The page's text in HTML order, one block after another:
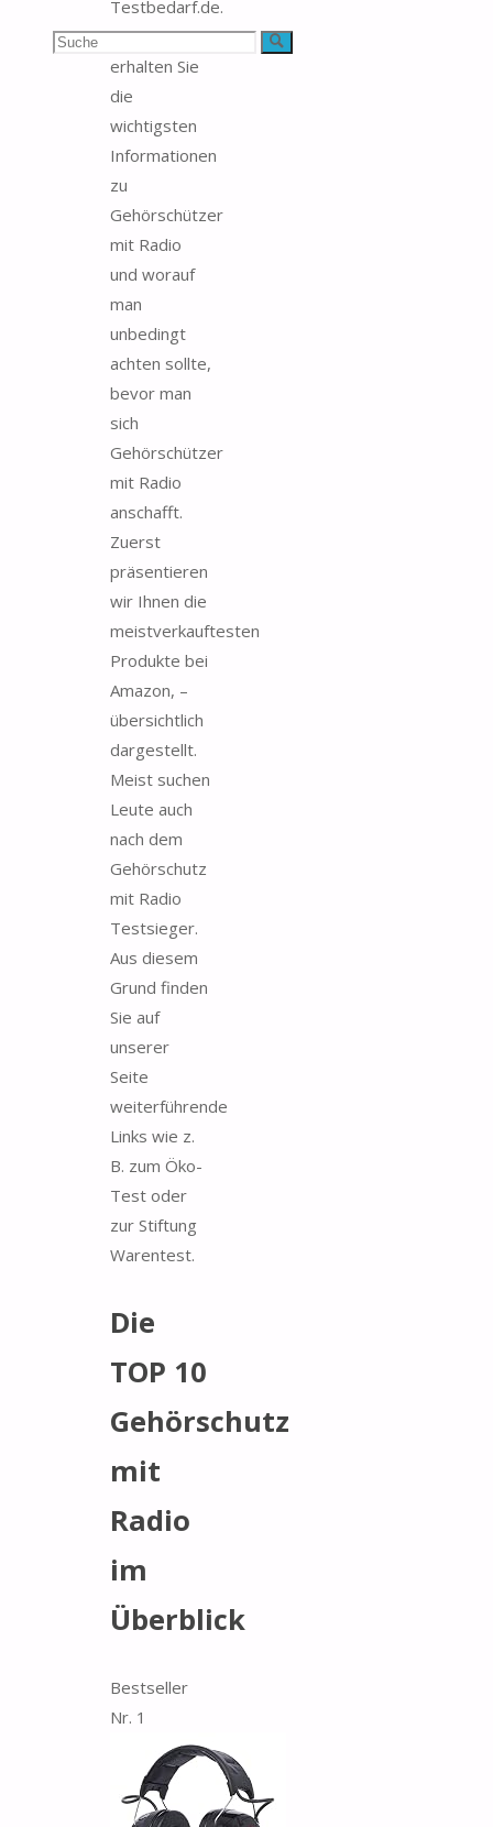
Suchen Suche
Testbedarf.de.
Bei uns
erhalten Sie
die
wichtigsten
Informationen
zu
Gehörschützer
mit Radio
und worauf
man
unbedingt
achten sollte,
bevor man
sich
Gehörschützer
mit Radio
anschafft.
Zuerst
präsentieren
wir Ihnen die
meistverkauftesten
Produkte bei
Amazon, –
übersichtlich
dargestellt.
Meist suchen
Leute auch
nach dem
Gehörschutz
mit Radio
Testsieger.
Aus diesem
Grund finden
Sie auf
unserer
Seite
weiterführende
Links wie z.
B. zum Öko-
Test oder
zur Stiftung
Warentest.
Die
TOP 10
Gehörschutz
mit
Radio
im
Überblick
Bestseller
Nr. 1